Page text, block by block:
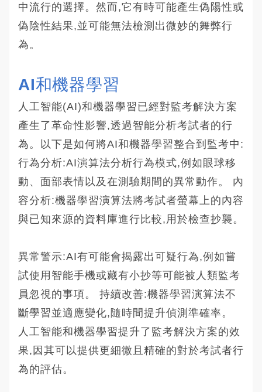
中流行的選擇。然而,它有時可能產生偽陽性或
偽陰性結果,並可能無法檢測出微妙的舞弊行
為。
AI和機器學習
人工智能(AI)和機器學習已經對監考解決方案
產生了革命性影響,透過智能分析考試者的行
為。以下是如何將AI和機器學習整合到監考中:
行為分析:AI演算法分析行為模式,例如眼球移
動、面部表情以及在測驗期間的異常動作。 內
容分析:機器學習演算法將考試者螢幕上的內容
與已知來源的資料庫進行比較,用於檢查抄襲。
異常警示:AI有可能會揭露出可疑行為,例如嘗
試使用智能手機或藏有小抄等可能被人類監考
員忽視的事項。 持續改善:機器學習演算法不
斷學習並適應變化,隨時間提升偵測準確率。
人工智能和機器學習提升了監考解決方案的效
果,因其可以提供更細微且精確的對於考試者行
為的評估。